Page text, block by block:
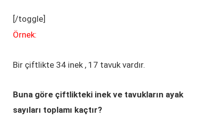
[/toggle]
Örnek:
Bir çiftlikte 34 inek , 17 tavuk vardır.
Buna göre çiftlikteki inek ve tavukların ayak
sayıları toplamı kaçtır?